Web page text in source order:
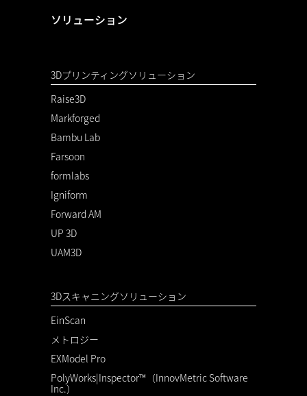
ソリューション
3Dプリンティングソリューション
Raise3D
Markforged
Bambu Lab
Farsoon
formlabs
Igniform
Forward AM
UP 3D
UAM3D
3Dスキャニングソリューション
EinScan
メトロジー
EXModel Pro
PolyWorks|Inspector™（InnovMetric Software
Inc.）